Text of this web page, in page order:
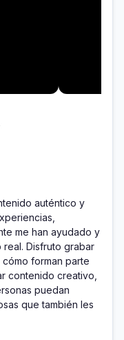
auténtico y
me han ayudado y
Disfruto grabar
forman parte
contenido creativo,
puedan
que también les